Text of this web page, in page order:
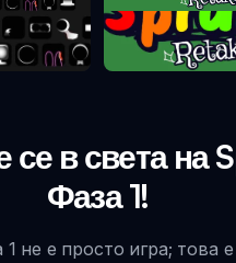
10 Sprunki
се в света на
Фаза 1!
не е просто игра; това